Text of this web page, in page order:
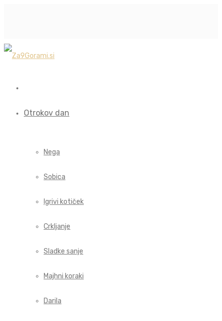
Otrokov dan
Nega
Sobica
Igrivi kotiček
Crkljanje
Sladke sanje
Majhni koraki
Darila